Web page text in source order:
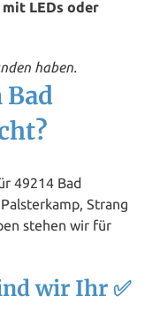
LEDs oder
haben.
49214 Bad
Strang
stehen wir für
wir Ihr ✅